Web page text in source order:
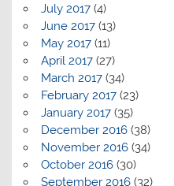
July 2017(4)
June 2017(13)
May 2017(11)
April 2017(27)
March 2017(34)
February 2017(23)
January 2017(35)
December 2016(38)
November 2016(34)
October 2016(30)
September 2016(32)